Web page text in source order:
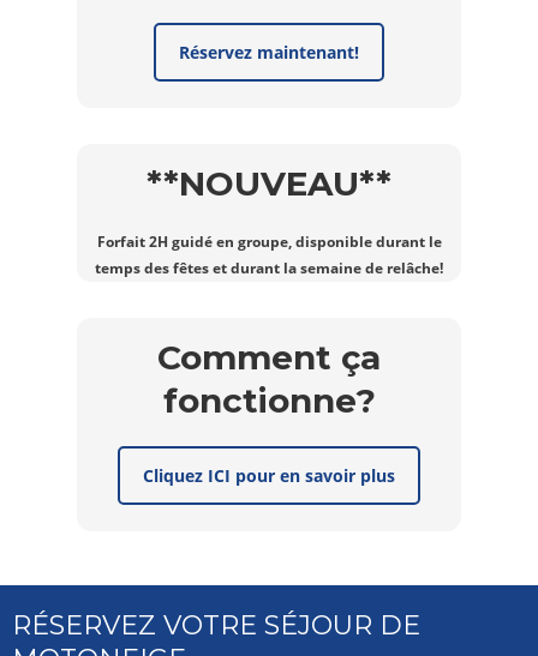
Réservez maintenant!
**NOUVEAU**
Forfait 2H guidé en groupe, disponible durant le
temps des fêtes et durant la semaine de relâche!
Comment ça
fonctionne?
Cliquez ICI pour en savoir plus
RÉSERVEZ VOTRE SÉJOUR DE